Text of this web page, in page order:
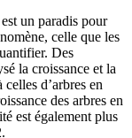
un paradis pour
celle que les
Des
la croissance et la
d’arbres en
des arbres en
est également plus